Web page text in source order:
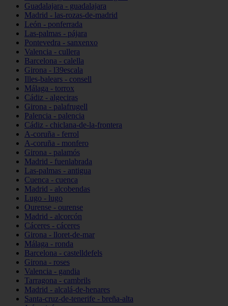
Guadalajara - guadalajara
Madrid - las-rozas-de-madrid
León - ponferrada
Las-palmas - pájara
Pontevedra - sanxenxo
Valencia - cullera
Barcelona - calella
Girona - l39escala
Illes-balears - consell
Málaga - torrox
Cádiz - algeciras
Girona - palafrugell
Palencia - palencia
Cádiz - chiclana-de-la-frontera
A-coruña - ferrol
A-coruña - monfero
Girona - palamós
Madrid - fuenlabrada
Las-palmas - antigua
Cuenca - cuenca
Madrid - alcobendas
Lugo - lugo
Ourense - ourense
Madrid - alcorcón
Cáceres - cáceres
Girona - lloret-de-mar
Málaga - ronda
Barcelona - castelldefels
Girona - roses
Valencia - gandia
Tarragona - cambrils
Madrid - alcalá-de-henares
Santa-cruz-de-tenerife - breña-alta